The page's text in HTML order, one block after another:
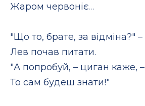
Жаром червоніє…
"Що то, брате, за відміна?" –
Лев почав питати.
"А попробуй, – циган каже, –
То сам будеш знати!"